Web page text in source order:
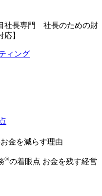
社長専門 社長のための財
】
金を減らす理由
®の着眼点 お金を残す経営